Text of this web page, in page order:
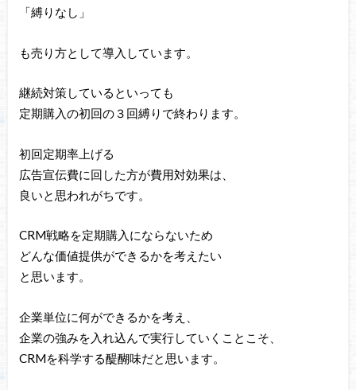
「縛りなし」
も売り方として導入しています。
継続対策しているといっても
定期購入の初回の３回縛りで終わります。
初回定期率上げる
広告宣伝費に回した方が費用対効果は、
良いと思われがちです。
CRM戦略を定期購入にならないため
どんな価値提供ができるかを考えたい
と思います。
企業単位に何ができるかを考え、
企業の強みを入れ込んで実行していくことこそ、
CRMを科学する醍醐味だと思います。